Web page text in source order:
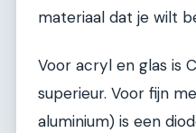
materiaal dat je wilt
Voor acryl en glas is
superieur. Voor fijn
aluminium) is een